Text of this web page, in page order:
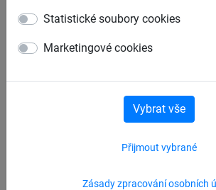
Statistické soubory cookies
Marketingové cookies
Zásady zpracování osobních
Přijmout vybrané
Vybrat vše
Krycí plachta PE 240